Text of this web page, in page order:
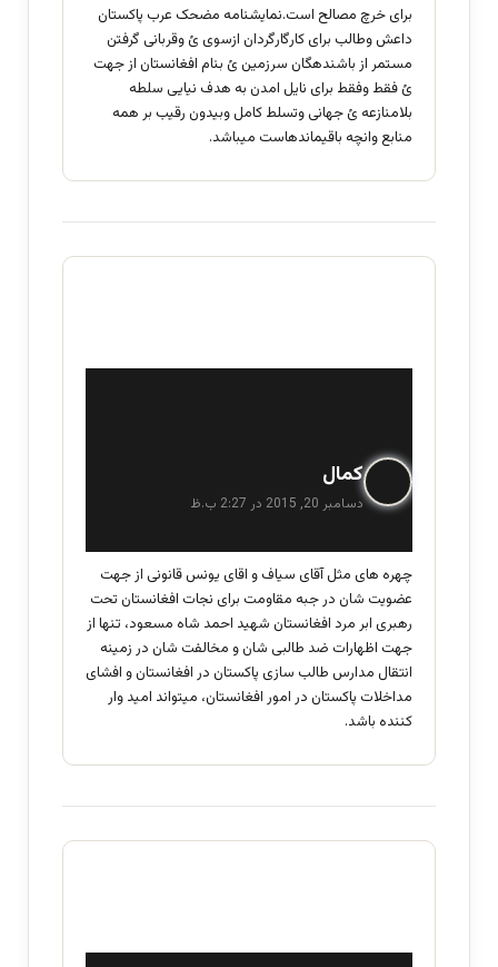
برای خرچ مصالح است.نمایشنامه مضحک عرب پاکستان
داعش وطالب برای کارگارگردان ازسوی ئ وقربانی گرفتن
مستمر از باشندهگان سرزمین ئ بنام افغانستان از جهت
ئ فقط وفقط برای نایل امدن به هدف نیایی سلطه
بلامنازعه ئ جهانی وتسلط کامل وبیدون رقیب بر همه
منابع وانچه باقیماندهاست میباشد.
کمال
ف دسامبر 20, 2015 در 2:27 ب.ظ
چهره های مثل آقای سیاف و اقای یونس قانونی از جهت
عضویت شان در جبه مقاومت برای نجات افغانستان تحت
رهبری ابر مرد افغانستان شهید احمد شاه مسعود، تنها از
جهت اظهارات ضد طالبی شان و مخالفت شان در زمینه
انتقال مدارس طالب سازی پاکستان در افغانستان و افشای
مداخلات پاکستان در امور افغانستان، میتواند امید وار
کننده باشد.